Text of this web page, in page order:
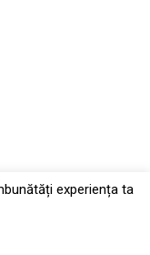
experiența ta